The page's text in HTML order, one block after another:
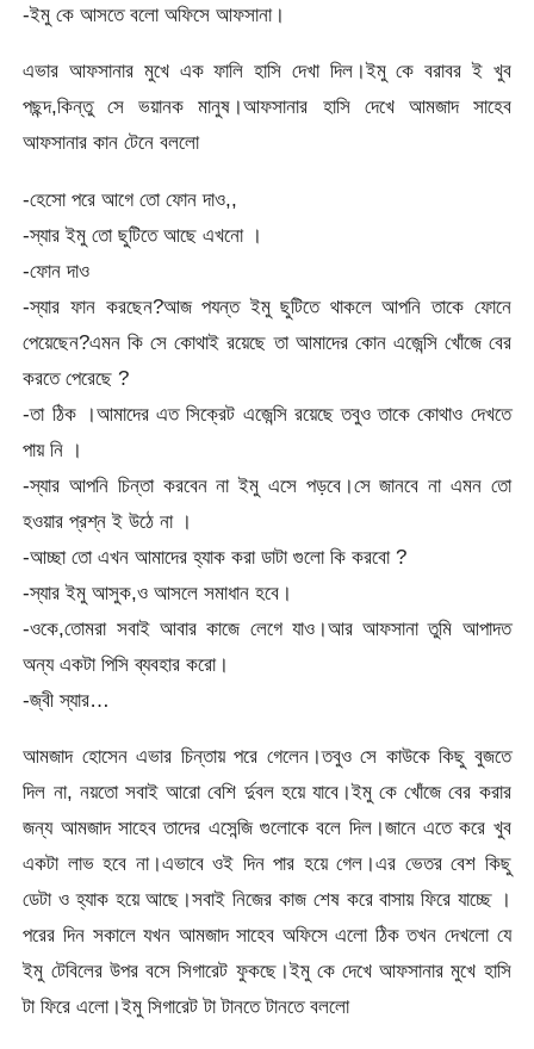
-ইমু কে আসতে বলো অফিসে আফসানা।
এভার আফসানার মুখে এক ফালি হাসি দেখা দিল।ইমু কে বরাবর ই খুব
পছন্দ,কিন্তু সে ভয়ানক মানুষ।আফসানার হাসি দেখে আমজাদ সাহেব
আফসানার কান টেনে বললো
-হেসো পরে আগে তো ফোন দাও,,
-স্যার ইমু তো ছুটিতে আছে এখনো ।
-ফোন দাও
-স্যার ফান করছেন?আজ পযন্ত ইমু ছুটিতে থাকলে আপনি তাকে ফোনে
পেয়েছেন?এমন কি সে কোথাই রয়েছে তা আমাদের কোন এজেন্সি খোঁজে বের
করতে পেরেছে ?
-তা ঠিক ।আমাদের এত সিক্রেট এজেন্সি রয়েছে তবুও তাকে কোথাও দেখতে
পায় নি ।
-স্যার আপনি চিন্তা করবেন না ইমু এসে পড়বে।সে জানবে না এমন তো
হওয়ার প্রশ্ন ই উঠে না ।
-আচ্ছা তো এখন আমাদের হ্যাক করা ডাটা গুলো কি করবো ?
-স্যার ইমু আসুক,ও আসলে সমাধান হবে।
-ওকে,তোমরা সবাই আবার কাজে লেগে যাও।আর আফসানা তুমি আপাদত
অন্য একটা পিসি ব্যবহার করো।
-জ্বী স্যার…
আমজাদ হোসেন এভার চিন্তায় পরে গেলেন।তবুও সে কাউকে কিছু বুজতে
দিল না, নয়তো সবাই আরো বেশি র্দুবল হয়ে যাবে।ইমু কে খোঁজে বের করার
জন্য আমজাদ সাহেব তাদের এসেন্জি গুলোকে বলে দিল।জানে এতে করে খুব
একটা লাভ হবে না।এভাবে ওই দিন পার হয়ে গেল।এর ভেতর বেশ কিছু
ডেটা ও হ্যাক হয়ে আছে।সবাই নিজের কাজ শেষ করে বাসায় ফিরে যাচ্ছে ।
পরের দিন সকালে যখন আমজাদ সাহেব অফিসে এলো ঠিক তখন দেখলো যে
ইমু টেবিলের উপর বসে সিগারেট ফুকছে।ইমু কে দেখে আফসানার মুখে হাসি
টা ফিরে এলো।ইমু সিগারেট টা টানতে টানতে বললো